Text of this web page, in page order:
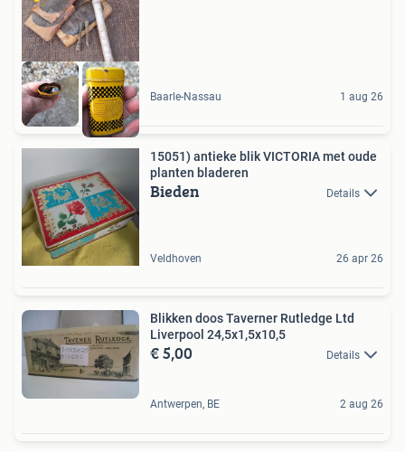
Baarle-Nassau 1 aug 26
15051) antieke blik VICTORIA met oude
planten bladeren
Bieden Details
Veldhoven 26 apr 26
Blikken doos Taverner Rutledge Ltd
Liverpool 24,5x1,5x10,5
€ 5,00 Details
Antwerpen, BE 2 aug 26